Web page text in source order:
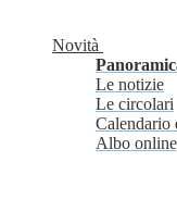
Novità
Le notizie
Le circolari
Calendario
Albo online